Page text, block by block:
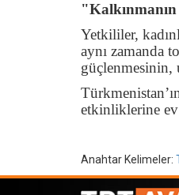
Yetkililer,
aynı zamanda
güçlenmesinin,
etkinliklerine
Anahtar Kelimeler: